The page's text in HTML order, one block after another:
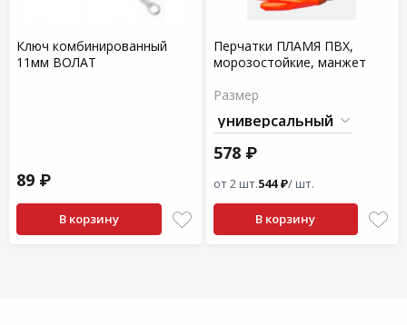
Ключ комбинированный
11мм ВОЛАТ
89 ₽
В корзину
Перчатки ПЛАМЯ ПВХ,
морозостойкие, манжет
Размер
578 ₽
от 2 шт.544 ₽/ шт.
В корзину